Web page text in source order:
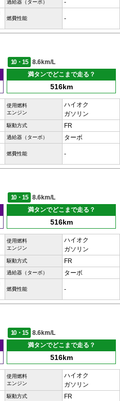
過給器（ターボ） -
燃費性能 -
10・15
8.6km/L
満タンでどこまで走る？
516km
使用燃料
エンジン
ハイオク
ガソリン
駆動方式 FR
過給器（ターボ） ターボ
燃費性能 -
10・15
8.6km/L
満タンでどこまで走る？
516km
使用燃料
エンジン
ハイオク
ガソリン
駆動方式 FR
過給器（ターボ） ターボ
燃費性能 -
10・15
8.6km/L
満タンでどこまで走る？
516km
使用燃料
エンジン
ハイオク
ガソリン
駆動方式 FR